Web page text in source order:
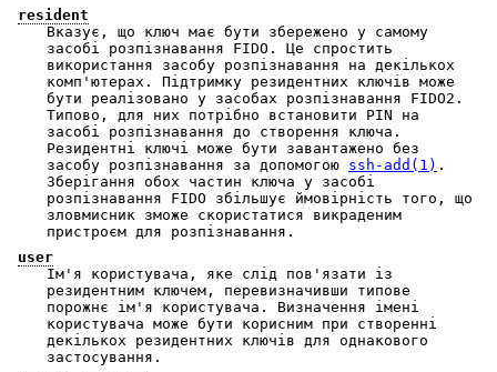
resident
Вказує, що ключ має бути збережено у самому
засобі розпізнавання FIDO. Це спростить
використання засобу розпізнавання на декількох
комп'ютерах. Підтримку резидентних ключів може
бути реалізовано у засобах розпізнавання FIDO2.
Типово, для них потрібно встановити PIN на
засобі розпізнавання до створення ключа.
Резидентні ключі може бути завантажено без
засобу розпізнавання за допомогою ssh-add(1) .
Зберігання обох частин ключа у засобі
розпізнавання FIDO збільшує ймовірність того, що
зловмисник зможе скористатися викраденим
пристроєм для розпізнавання.
user
Ім'я користувача, яке слід пов'язати із
резидентним ключем, перевизначивши типове
порожнє ім'я користувача. Визначення імені
користувача може бути корисним при створенні
декількох резидентних ключів для однакового
застосування.